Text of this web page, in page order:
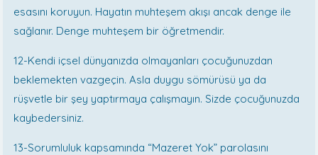
esasını koruyun. Hayatın muhteşem akışı ancak denge ile
sağlanır. Denge muhteşem bir öğretmendir.
12-Kendi içsel dünyanızda olmayanları çocuğunuzdan
beklemekten vazgeçin. Asla duygu sömürüsü ya da
rüşvetle bir şey yaptırmaya çalışmayın. Sizde çocuğunuzda
kaybedersiniz.
13-Sorumluluk kapsamında “Mazeret Yok” parolasını